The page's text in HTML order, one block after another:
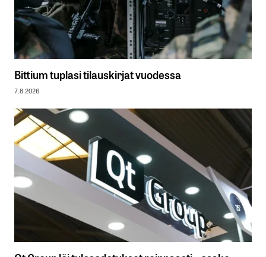
Bittium tuplasi tilauskirjat vuodessa
7.8.2026